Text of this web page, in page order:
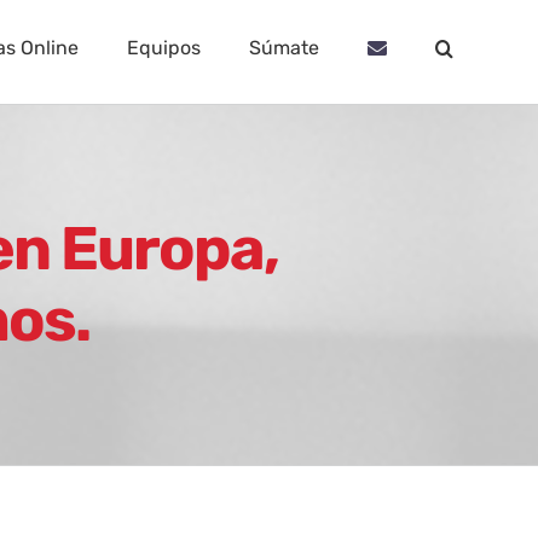
Online Equipos Súmate
Europa,